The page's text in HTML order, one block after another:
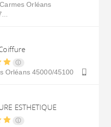
Orléans
Orléans 45000/45100
ESTHETIQUE